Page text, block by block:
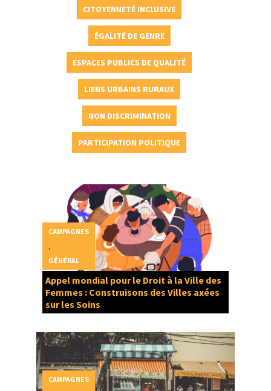
CITOYENNETÉ INCLUSIVE
ÉGALITÉ DE GENRE
ESPACES PUBLICS DE QUALITÉ
LIENS URBAINS RURAUX
NON DISCRIMINATION
PARTICIPATION POLITIQUE
Appel mondial pour le Droit à la Ville des
Femmes : Construisons des Villes axées
sur les Soins
CAMPAGNES
GÉNÉRAL
CAMPAGNES